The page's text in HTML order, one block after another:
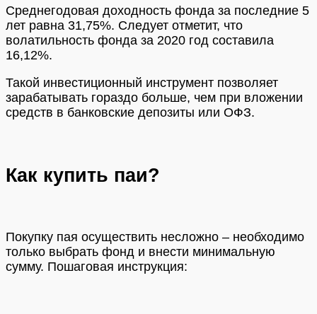
Среднегодовая доходность фонда за последние 5
лет равна 31,75%. Следует отметит, что
волатильность фонда за 2020 год составила
16,12%.
Такой инвестиционный инструмент позволяет
зарабатывать гораздо больше, чем при вложении
средств в банковские депозиты или ОФЗ.
Как купить паи?
Покупку пая осуществить несложно – необходимо
только выбрать фонд и внести минимальную
сумму. Пошаговая инструкция: